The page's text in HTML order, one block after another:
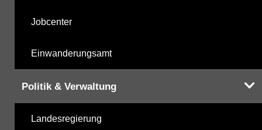
Jobcenter
Einwanderungsamt
Politik & Verwaltung
Landesregierung